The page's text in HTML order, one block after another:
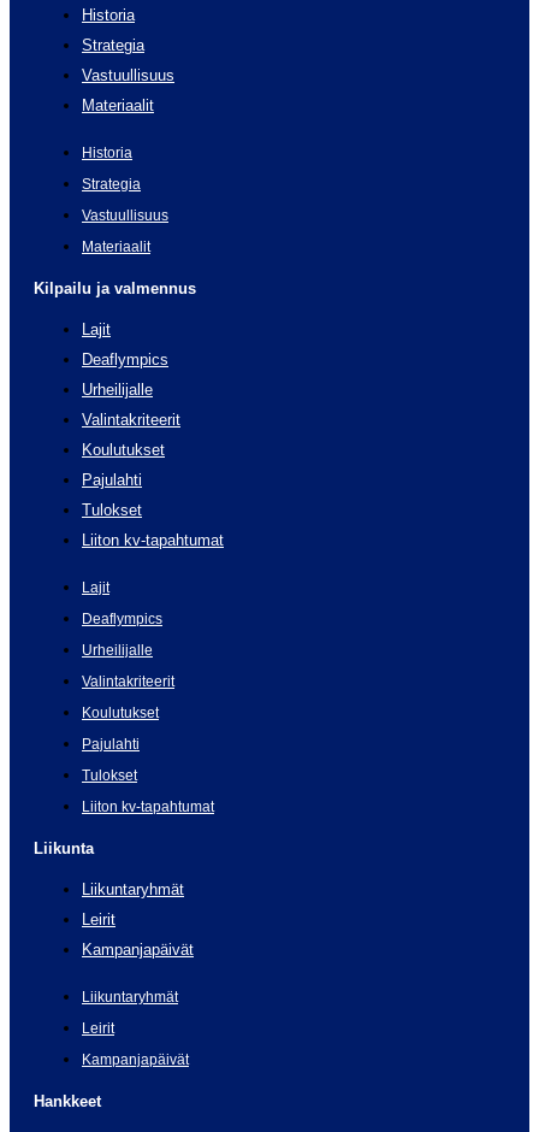
Historia
Strategia
Vastuullisuus
Materiaalit
Historia
Strategia
Vastuullisuus
Materiaalit
Kilpailu ja valmennus
Lajit
Deaflympics
Urheilijalle
Valintakriteerit
Koulutukset
Pajulahti
Tulokset
Liiton kv-tapahtumat
Lajit
Deaflympics
Urheilijalle
Valintakriteerit
Koulutukset
Pajulahti
Tulokset
Liiton kv-tapahtumat
Liikunta
Liikuntaryhmät
Leirit
Kampanjapäivät
Liikuntaryhmät
Leirit
Kampanjapäivät
Hankkeet